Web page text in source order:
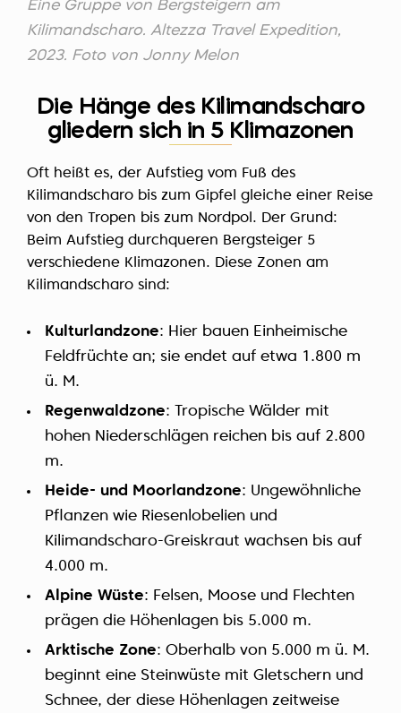
Eine Gruppe von Bergsteigern am
Kilimandscharo. Altezza Travel Expedition,
2023. Foto von Jonny Melon
Die Hänge des Kilimandscharo
gliedern sich in 5 Klimazonen
Oft heißt es, der Aufstieg vom Fuß des
Kilimandscharo bis zum Gipfel gleiche einer Reise
von den Tropen bis zum Nordpol. Der Grund:
Beim Aufstieg durchqueren Bergsteiger 5
verschiedene Klimazonen. Diese Zonen am
Kilimandscharo sind:
Kulturlandzone: Hier bauen Einheimische
Feldfrüchte an; sie endet auf etwa 1.800 m
ü. M.
Regenwaldzone: Tropische Wälder mit
hohen Niederschlägen reichen bis auf 2.800
m.
Heide- und Moorlandzone: Ungewöhnliche
Pflanzen wie Riesenlobelien und
Kilimandscharo-Greiskraut wachsen bis auf
4.000 m.
Alpine Wüste: Felsen, Moose und Flechten
prägen die Höhenlagen bis 5.000 m.
Arktische Zone: Oberhalb von 5.000 m ü. M.
beginnt eine Steinwüste mit Gletschern und
Schnee, der diese Höhenlagen zeitweise